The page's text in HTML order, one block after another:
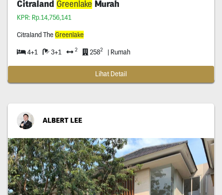
Citraland Greenlake Murah
KPR: Rp.14,756,141
Citraland TheGreenlake
4+1 3+1 2 2582 | Rumah
Lihat Detail
ALBERT LEE